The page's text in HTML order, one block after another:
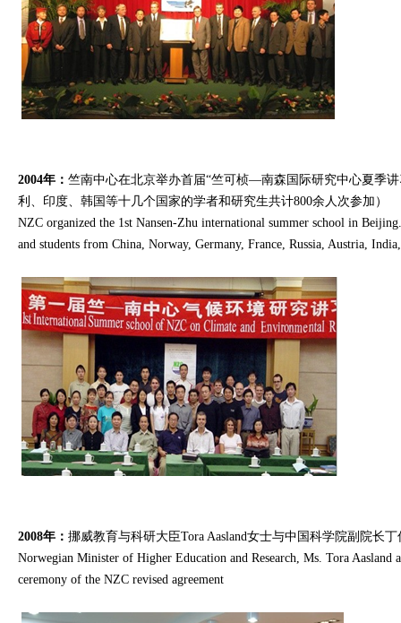
2004年： 竺南中心在北京举办首届“竺可桢—南森国际研究中心夏季
利、印度、韩国等十几个国家的学者和研究生共计800余人次参加）
NZC organized the 1st Nansen-Zhu international summer school in
and students from China, Norway, Germany, France, Russia, Austria,
2008年： 挪威教育与科研大臣Tora Aasland女士与中国科学院副院长
Norwegian Minister of Higher Education and Research, Ms. Tora
ceremony of the NZC revised agreement